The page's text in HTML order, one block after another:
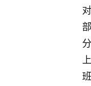
对
部
分
上
班